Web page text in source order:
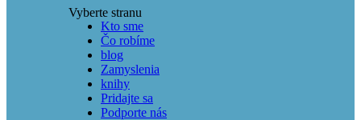
Vyberte stranu
Kto sme
Čo robíme
blog
Zamyslenia
knihy
Pridajte sa
Podporte nás